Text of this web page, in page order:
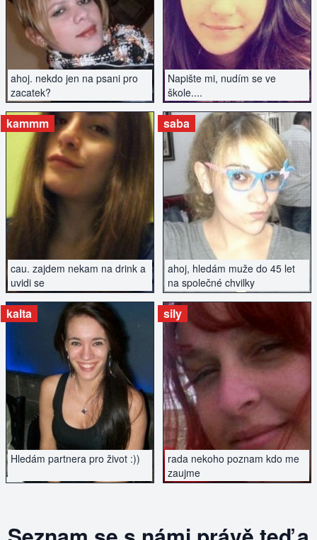
ahoj. nekdo jen na psani pro
zacatek?
ZOBRAZIT INZERÁT
Napište mi, nudím se ve
škole....
ZOBRAZIT INZERÁT
cau. zajdem nekam na drink a
uvidi se
kammm
ZOBRAZIT INZERÁT
ahoj, hledám muže do 45 let
na společné chvilky
saba
ZOBRAZIT INZERÁT
Hledám partnera pro život :))
kalta
ZOBRAZIT INZERÁT
rada nekoho poznam kdo me
zaujme
sily
ZOBRAZIT INZERÁT